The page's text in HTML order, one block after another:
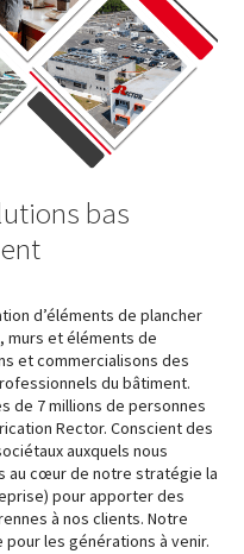
bas
d’éléments de plancher
murs et éléments de
et commercialisons des
du bâtiment.
de 7 millions de personnes
Rector. Conscient des
auxquels nous
au cœur de notre stratégie la
pour apporter des
à nos clients. Notre
les générations à venir.